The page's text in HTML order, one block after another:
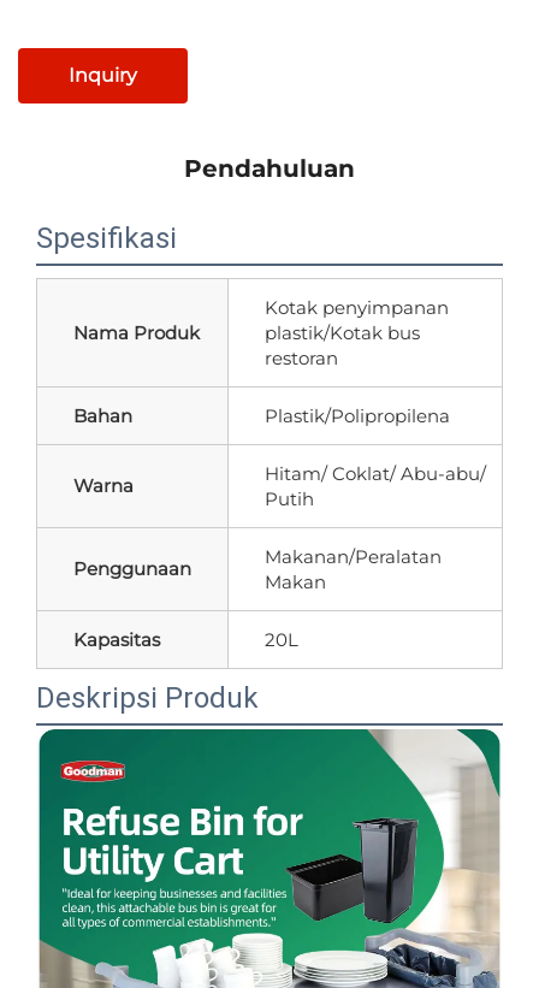
Inquiry
Pendahuluan
Spesifikasi
Nama Produk
Kotak penyimpanan
plastik/Kotak bus
restoran
Bahan Plastik/Polipropilena
Warna
Hitam/ Coklat/ Abu-abu/
Putih
Penggunaan
Makanan/Peralatan
Makan
Kapasitas 20L
Deskripsi Produk